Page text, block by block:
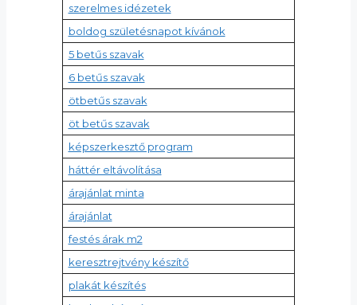
szerelmes idézetek
boldog születésnapot kívánok
5 betűs szavak
6 betűs szavak
ötbetűs szavak
öt betűs szavak
képszerkesztő program
háttér eltávolítása
árajánlat minta
árajánlat
festés árak m2
keresztrejtvény készítő
plakát készítés